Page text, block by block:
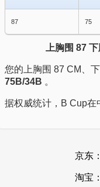
87 75
上胸围 87
您的上胸围 87 CM、
75B/34B 。
据权威统计，B Cup在
京东：
淘宝：